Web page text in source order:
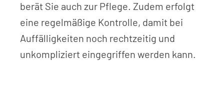
berät Sie auch zur Pflege. Zudem erfolgt
eine regelmäßige Kontrolle, damit bei
Auffälligkeiten noch rechtzeitig und
unkompliziert eingegriffen werden kann.